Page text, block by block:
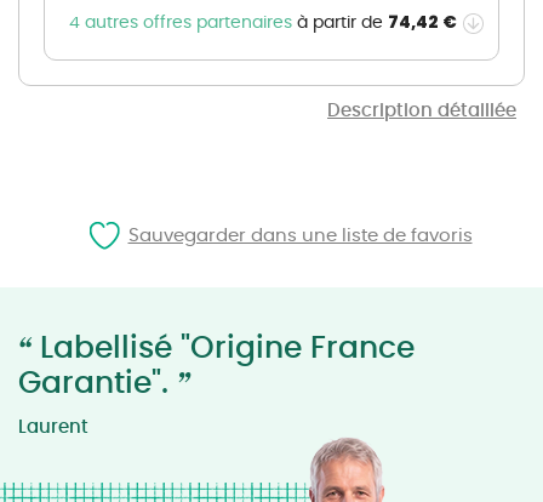
Description détaillée
4 autres offres partenaires à partir de 74,42 €
“ Labellisé "Origine France
Garantie". ”
Laurent
Sauvegarder dans une liste de favoris